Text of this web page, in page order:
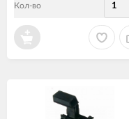
Кол-во